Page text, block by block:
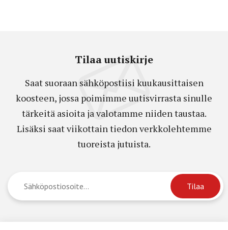
Tilaa uutiskirje
Saat suoraan sähköpostiisi kuukausittaisen
koosteen, jossa poimimme uutisvirrasta sinulle
tärkeitä asioita ja valotamme niiden taustaa.
Lisäksi saat viikottain tiedon verkkolehtemme
tuoreista jutuista.